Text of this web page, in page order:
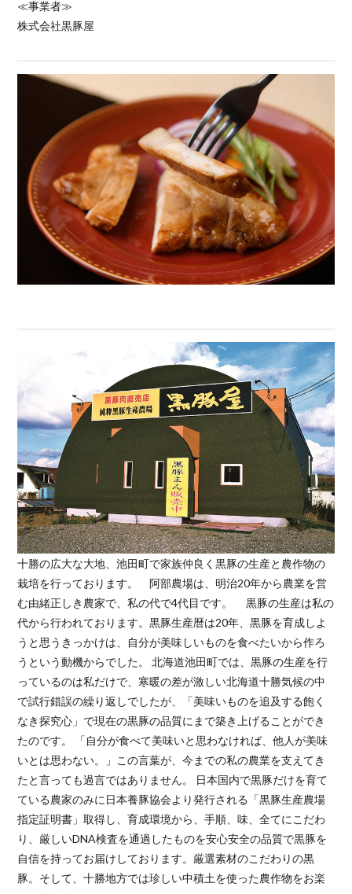
≪事業者≫
株式会社黒豚屋
十勝の広大な大地、池田町で家族仲良く黒豚の生産と農作物の
栽培を行っております。 阿部農場は、明治20年から農業を営
む由緒正しき農家で、私の代で4代目です。 黒豚の生産は私の
代から行われております。黒豚生産暦は20年、黒豚を育成しよ
うと思うきっかけは、自分が美味しいものを食べたいから作ろ
うという動機からでした。 北海道池田町では、黒豚の生産を行
っているのは私だけで、寒暖の差が激しい北海道十勝気候の中
で試行錯誤の繰り返しでしたが、「美味いものを追及する飽く
なき探究心」で現在の黒豚の品質にまで築き上げることができ
たのです。 「自分が食べて美味いと思わなければ、他人が美味
いとは思わない。」この言葉が、今までの私の農業を支えてき
たと言っても過言ではありません。 日本国内で黒豚だけを育て
ている農家のみに日本養豚協会より発行される「黒豚生産農場
指定証明書」取得し、育成環境から、手順、味、全てにこだわ
り、厳しいDNA検査を通過したものを安心安全の品質で黒豚を
自信を持ってお届けしております。厳選素材のこだわりの黒
豚。そして、十勝地方では珍しい中積土を使った農作物をお楽